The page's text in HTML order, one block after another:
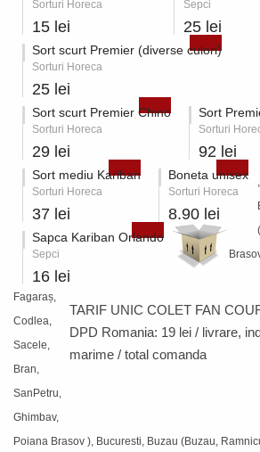
Sorturi Horeca
15 lei
Sepci
25 lei
Sort scurt Premier (diverse culori)
Sorturi Horeca
25 lei
Sort scurt Premier Chino
Sorturi Horeca
29 lei
Sort
Sorturi
92 lei
Sort mediu Kariban
Sorturi Horeca
37 lei
Boneta unisex
Sorturi Horeca
8.90 lei
Sapca Kariban Orlando
Sepci
16 lei
TARIF UNIC COLET FAN
DPD Romania: 19 lei / livrare,
marime / total comanda
Fagaraș,
Codlea,
Sacele,
Bran,
SanPetru,
Ghimbav,
Poiana Brasov ), Bucuresti, Buzau (Buzau,